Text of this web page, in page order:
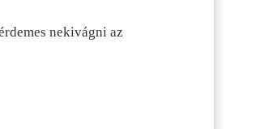
nekivágni az